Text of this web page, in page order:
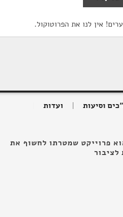
אין לנו את הפרוטוקול.
וסיעות ועדות
פרוייקט שמטרתו לחשוף את
לציבור